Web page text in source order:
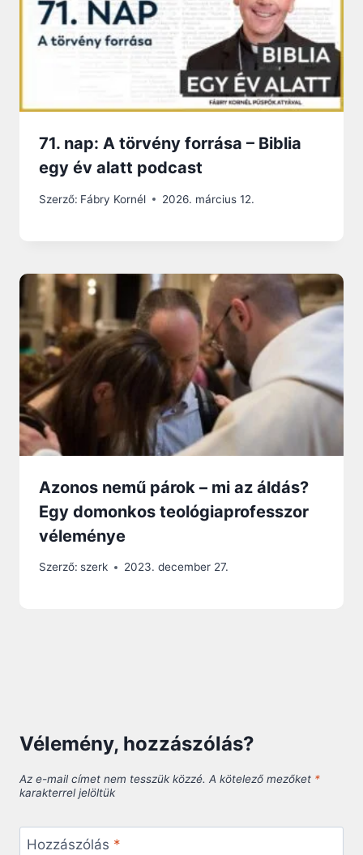
71. nap: A törvény forrása – Biblia
egy év alatt podcast
Szerző: Fábry Kornél 2026. március 12.
Azonos nemű párok – mi az áldás?
Egy domonkos teológiaprofesszor
véleménye
Szerző: szerk 2023. december 27.
Vélemény, hozzászólás?
Az e-mail címet nem tesszük közzé. A kötelező mezőket *
karakterrel jelöltük
Hozzászólás *